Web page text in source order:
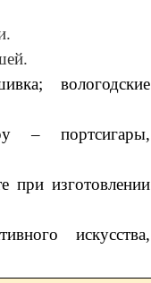
вологодские
‒ портсигары,
при изготовлении
искусства,